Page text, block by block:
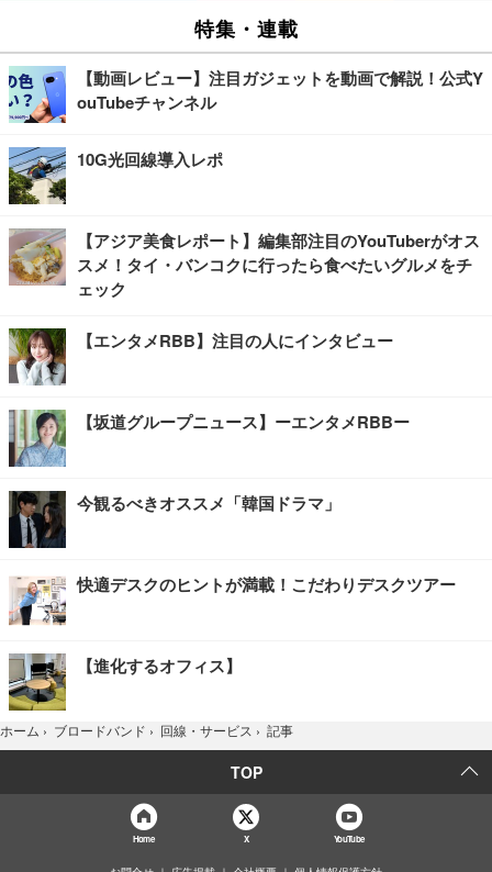
特集・連載
【動画レビュー】注目ガジェットを動画で解説！公式Y
ouTubeチャンネル
10G光回線導入レポ
【アジア美食レポート】編集部注目のYouTuberがオス
スメ！タイ・バンコクに行ったら食べたいグルメをチ
ェック
【エンタメRBB】注目の人にインタビュー
【坂道グループニュース】ーエンタメRBBー
今観るべきオススメ「韓国ドラマ」
快適デスクのヒントが満載！こだわりデスクツアー
【進化するオフィス】
ホーム › ブロードバンド › 回線・サービス › 記事
TOP
Home X YouTube